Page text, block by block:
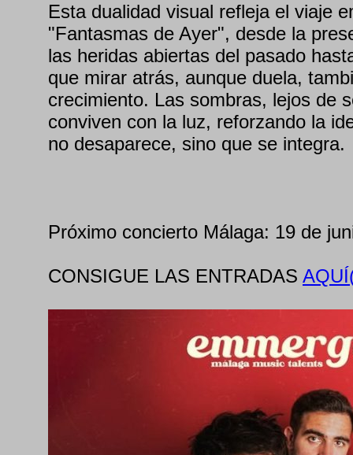
Esta dualidad visual refleja el viaje
"Fantasmas de Ayer", desde la
las heridas abiertas del pasado
que mirar atrás, aunque duela,
crecimiento. Las sombras, lejos de
conviven con la luz, reforzando la
no desaparece, sino que se integra.
Próximo concierto Málaga: 19 de
CONSIGUE LAS ENTRADAS